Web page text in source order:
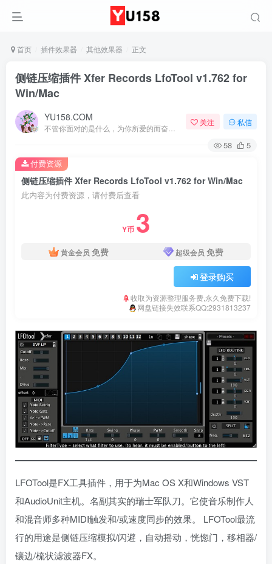
首页 插件效果器 其他效果器 正文
侧链压缩插件 Xfer Records LfoTool v1.762 for
Win/Mac
YU158.COM 关注 私信
58 5
侧链压缩插件 Xfer Records LfoTool v1.762 for Win/Mac
此内容为付费资源，请付费后查看
Y币 3
黄金会员 免费 超级会员 免费
登录购买
收取为资源整理服务费,永久免费下载!
网盘链接失效联系QQ:2931813237
付费资源
LFOTool是FX工具插件，用于为Mac OS X和Windows VST
和AudioUnit主机。名副其实的瑞士军队刀。它使音乐制作人
和混音师多种MIDI触发和/或速度同步的效果。 LFOTool最流
行的用途是侧链压缩模拟/闪避，自动摇动，恍惚门，移相器/
镶边/梳状滤波器FX。